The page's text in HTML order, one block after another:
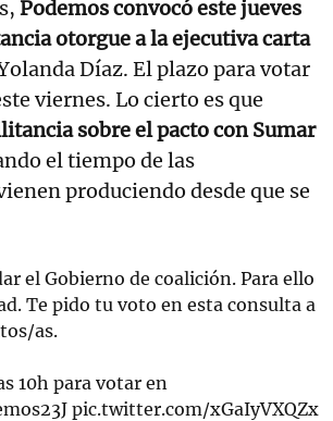
Podemos convocó este jueves
otorgue a la ejecutiva carta
Díaz. El plazo para votar
viernes. Lo cierto es que
sobre el pacto con Sumar
el tiempo de las
produciendo desde que se
el Gobierno de coalición. Para ello
Te pido tu voto en esta consulta a
as.
10h para votar en
pic.twitter.com/xGaIyVXQZx